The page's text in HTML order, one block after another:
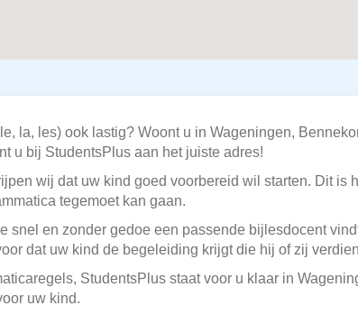
la, les) ook lastig? Woont u in Wageningen,
u bij StudentsPlus aan het juiste adres!
wij dat uw kind goed voorbereid wil starten. Dit is
tegemoet kan gaan.
snel en zonder gedoe een passende bijlesdocent
dat uw kind de begeleiding krijgt die hij of zij
StudentsPlus staat voor u klaar in
uw kind.